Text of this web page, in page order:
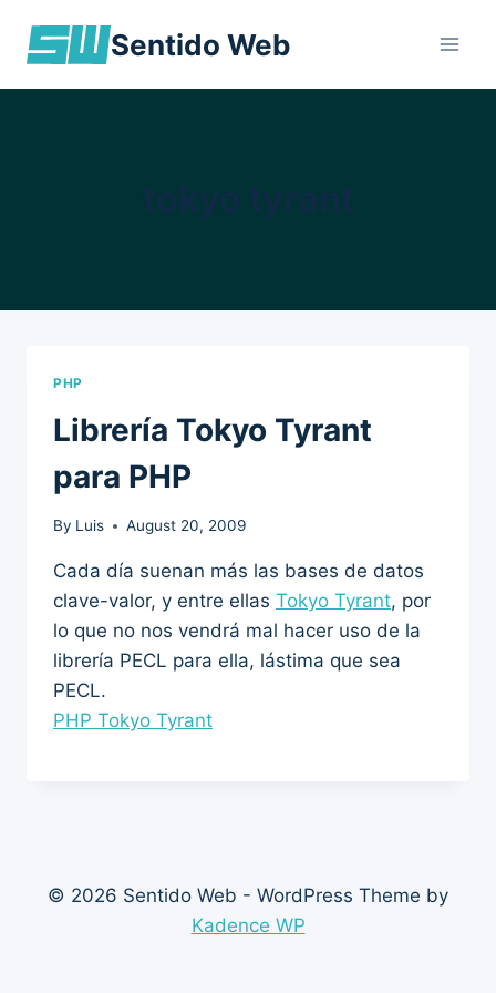
Sentido Web
PHP
Librería Tokyo Tyrant
para PHP
By Luis August 20, 2009
Cada día suenan más las bases de datos
clave-valor, y entre ellas Tokyo Tyrant, por
lo que no nos vendrá mal hacer uso de la
librería PECL para ella, lástima que sea
PECL.
PHP Tokyo Tyrant
© 2026 Sentido Web - WordPress Theme by
Kadence WP